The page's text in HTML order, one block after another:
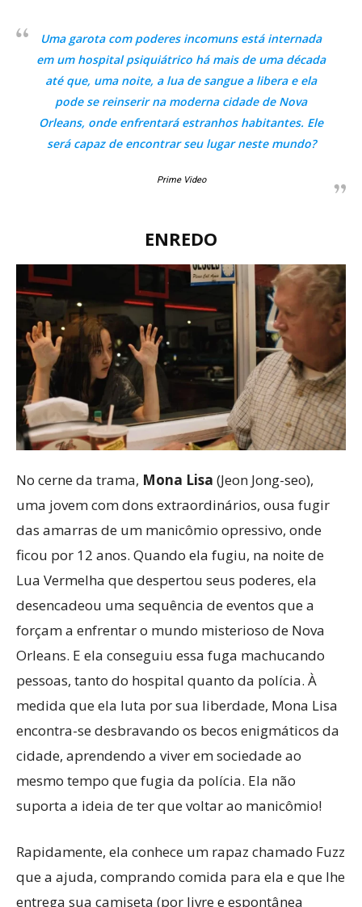
Uma garota com poderes incomuns está internada
em um hospital psiquiátrico há mais de uma década
até que, uma noite, a lua de sangue a libera e ela
pode se reinserir na moderna cidade de Nova
Orleans, onde enfrentará estranhos habitantes. Ele
será capaz de encontrar seu lugar neste mundo?
Prime Video
ENREDO
No cerne da trama, Mona Lisa (Jeon Jong-seo),
uma jovem com dons extraordinários, ousa fugir
das amarras de um manicômio opressivo, onde
ficou por 12 anos. Quando ela fugiu, na noite de
Lua Vermelha que despertou seus poderes, ela
desencadeou uma sequência de eventos que a
forçam a enfrentar o mundo misterioso de Nova
Orleans. E ela conseguiu essa fuga machucando
pessoas, tanto do hospital quanto da polícia. À
medida que ela luta por sua liberdade, Mona Lisa
encontra-se desbravando os becos enigmáticos da
cidade, aprendendo a viver em sociedade ao
mesmo tempo que fugia da polícia. Ela não
suporta a ideia de ter que voltar ao manicômio!
Rapidamente, ela conhece um rapaz chamado Fuzz
que a ajuda, comprando comida para ela e que lhe
entrega sua camiseta (por livre e espontânea